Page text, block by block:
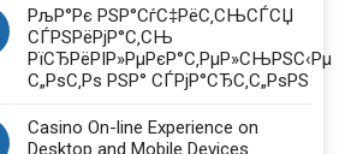
РљР°Рє РЅР°СѓС‡РёС‚СЊСЃСЏ
СЃРЅРёРјР°С‚СЊ
РїСЂРёРІР»РµРєР°С‚РµР»СЊРЅС‹Рµ
С„РѕС‚Рѕ РЅР° СЃРјР°СЂС‚С„РѕРЅ
Casino On-line Experience on
Desktop and Mobile Devices